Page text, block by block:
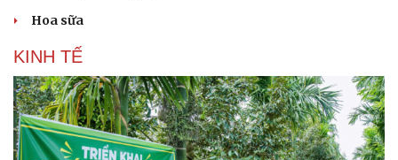
Hoa sữa
KINH TẾ